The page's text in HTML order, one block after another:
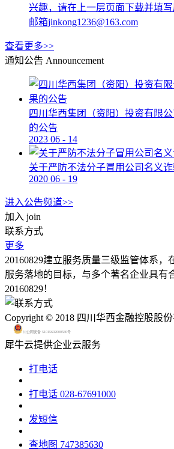
兴趣，请在上一层页面下载并填
邮箱jinkong1236@163.com
查看更多>>
通知公告 Announcement
四川华西集团（资阳）投资有限
的公告
2023 06 - 14
关于严防不法分子冒用公司名义
2020 06 - 19
进入公告频道>>
加入 join
联系方式
更多
20160829建立服务质量三级监管体系，
服务落地的目标，与多个著名企业具有
20160829！
Copyright © 2018 四川华西金融控股股
川公网安备 51015602000580号
犀牛云提供企业云服务
打电话
打电话 028-67691000
发短信
查地图 747385630